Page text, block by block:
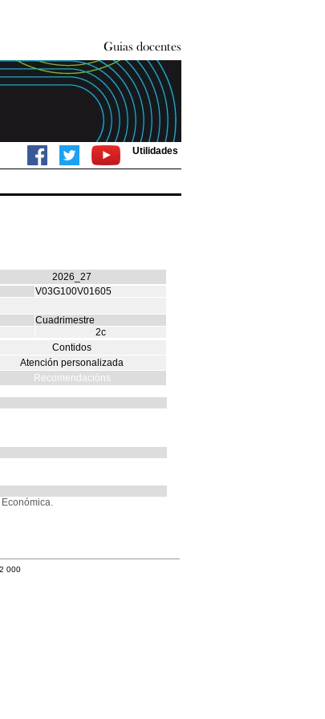
Utilidades
2026_27
V03G100V01605
Cuadrimestre
2c
Contidos
Atención personalizada
Recomendacións
000